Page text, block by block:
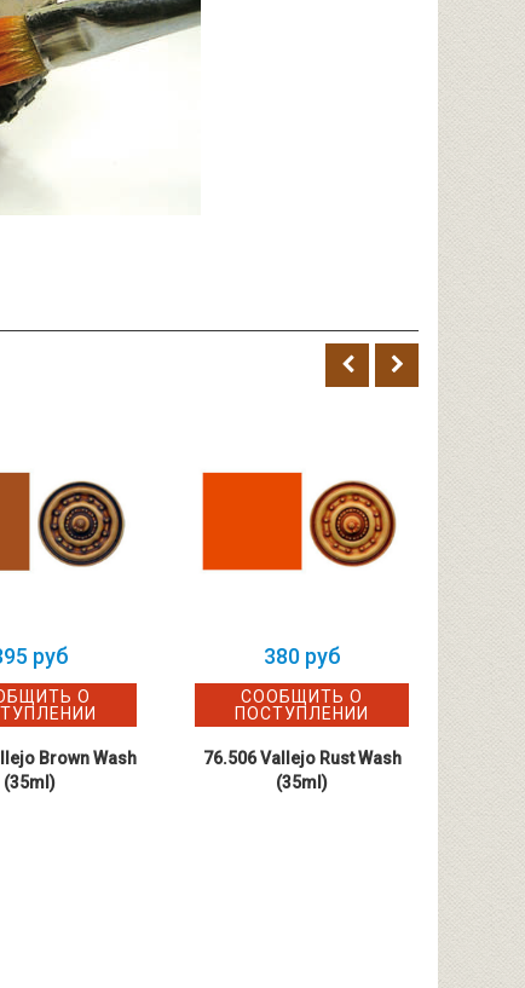
руб
О
Brown Wash
(35ml)
380 руб
СООБЩИТЬ О
ПОСТУПЛЕНИИ
76.506 Vallejo Rust Wash
(35ml)